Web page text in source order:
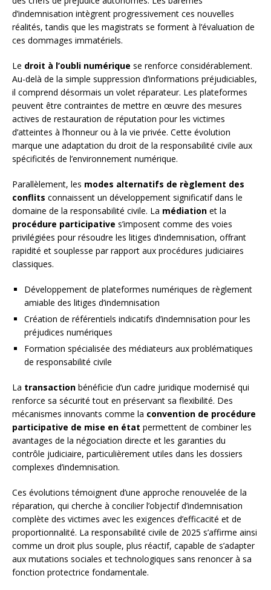
d’indemnisation intègrent progressivement ces nouvelles
réalités, tandis que les magistrats se forment à l’évaluation de
ces dommages immatériels.
Le droit à l’oubli numérique se renforce considérablement.
Au-delà de la simple suppression d’informations préjudiciables,
il comprend désormais un volet réparateur. Les plateformes
peuvent être contraintes de mettre en œuvre des mesures
actives de restauration de réputation pour les victimes
d’atteintes à l’honneur ou à la vie privée. Cette évolution
marque une adaptation du droit de la responsabilité civile aux
spécificités de l’environnement numérique.
Parallèlement, les modes alternatifs de règlement des
conflits connaissent un développement significatif dans le
domaine de la responsabilité civile. La médiation et la
procédure participative s’imposent comme des voies
privilégiées pour résoudre les litiges d’indemnisation, offrant
rapidité et souplesse par rapport aux procédures judiciaires
classiques.
Développement de plateformes numériques de règlement
amiable des litiges d’indemnisation
Création de référentiels indicatifs d’indemnisation pour les
préjudices numériques
Formation spécialisée des médiateurs aux problématiques
de responsabilité civile
La transaction bénéficie d’un cadre juridique modernisé qui
renforce sa sécurité tout en préservant sa flexibilité. Des
mécanismes innovants comme la convention de procédure
participative de mise en état permettent de combiner les
avantages de la négociation directe et les garanties du
contrôle judiciaire, particulièrement utiles dans les dossiers
complexes d’indemnisation.
Ces évolutions témoignent d’une approche renouvelée de la
réparation, qui cherche à concilier l’objectif d’indemnisation
complète des victimes avec les exigences d’efficacité et de
proportionnalité. La responsabilité civile de 2025 s’affirme ainsi
comme un droit plus souple, plus réactif, capable de s’adapter
aux mutations sociales et technologiques sans renoncer à sa
fonction protectrice fondamentale.